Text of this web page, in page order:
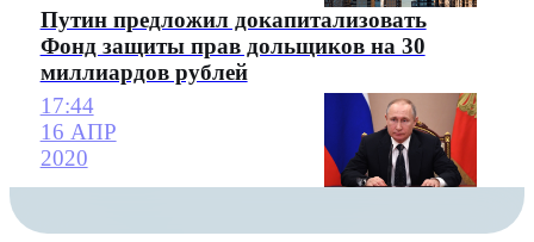
Путин предложил докапитализовать
Фонд защиты прав дольщиков на 30
миллиардов рублей
17:44
16 АПР
2020